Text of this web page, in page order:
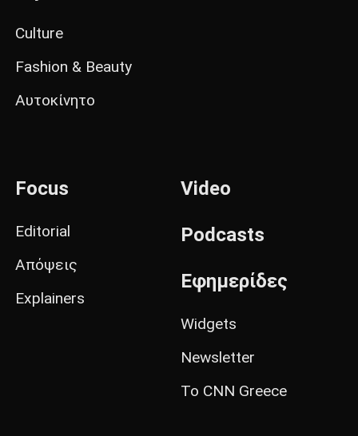
Culture
Fashion & Beauty
Αυτοκίνητο
Focus
Editorial
Απόψεις
Explainers
Video
Podcasts
Εφημερίδες
Widgets
Newsletter
Το CNN Greece